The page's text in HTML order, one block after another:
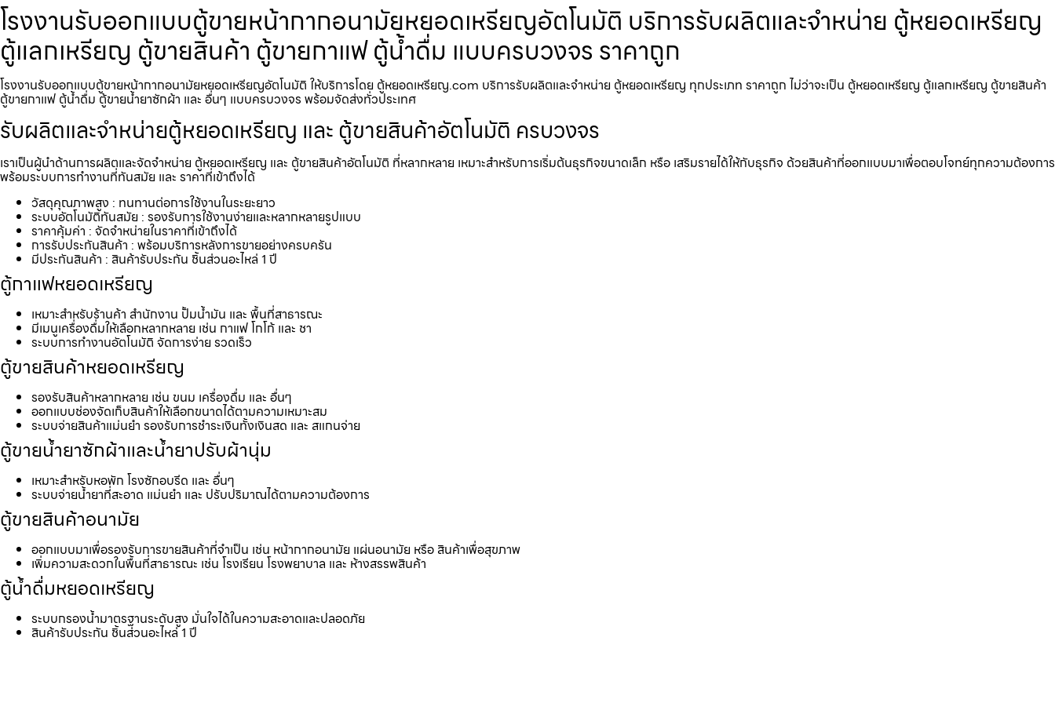
โรงงานรับออกแบบตู้ขายหน้ากากอนามัยหยอดเหรียญ​​​อัตโนมัติ บริการรับผลิตและจำหน่าย ตู้หยอดเหรียญ
ตู้แลกเหรียญ ตู้ขายสินค้า ตู้ขายกาแฟ ตู้น้ำดื่ม แบบครบวงจร ราคาถูก
โรงงานรับออกแบบตู้ขายหน้ากากอนามัยหยอดเหรียญ​​​อัตโนมัติ ให้บริการโดย ตู้หยอดเหรียญ.com บริการรับผลิตและจำหน่าย ตู้หยอดเหรียญ ทุกประเภท ราคาถูก ไม่ว่าจะเป็น ตู้หยอดเหรียญ ตู้แลกเหรียญ ตู้ขายสินค้า
ตู้ขายกาแฟ ตู้น้ำดื่ม ตู้ขายน้ำยาซักผ้า และ อื่นๆ แบบครบวงจร พร้อมจัดส่งทั่วประเทศ
รับผลิตและจำหน่ายตู้หยอดเหรียญ และ ตู้ขายสินค้าอัตโนมัติ ครบวงจร
เราเป็นผู้นำด้านการผลิตและจัดจำหน่าย ตู้หยอดเหรียญ และ ตู้ขายสินค้าอัตโนมัติ ที่หลากหลาย เหมาะสำหรับการเริ่มต้นธุรกิจขนาดเล็ก หรือ เสริมรายได้ให้กับธุรกิจ ด้วยสินค้าที่ออกแบบมาเพื่อตอบโจทย์ทุกความต้องการ
พร้อมระบบการทำงานที่ทันสมัย และ ราคาที่เข้าถึงได้
วัสดุคุณภาพสูง : ทนทานต่อการใช้งานในระยะยาว
ระบบอัตโนมัติทันสมัย : รองรับการใช้งานง่ายและหลากหลายรูปแบบ
ราคาคุ้มค่า : จัดจำหน่ายในราคาที่เข้าถึงได้
การรับประกันสินค้า : พร้อมบริการหลังการขายอย่างครบครัน
มีประกันสินค้า : สินค้ารับประกัน ชิ้นส่วนอะไหล่ 1 ปี
ตู้กาแฟหยอดเหรียญ
เหมาะสำหรับร้านค้า สำนักงาน ปั้มน้ำมัน และ พื้นที่สาธารณะ
มีเมนูเครื่องดื่มให้เลือกหลากหลาย เช่น กาแฟ โกโก้ และ ชา
ระบบการทำงานอัตโนมัติ จัดการง่าย รวดเร็ว
ตู้ขายสินค้าหยอดเหรียญ
รองรับสินค้าหลากหลาย เช่น ขนม เครื่องดื่ม และ อื่นๆ
ออกแบบช่องจัดเก็บสินค้าให้เลือกขนาดได้ตามความเหมาะสม
ระบบจ่ายสินค้าแม่นยำ รองรับการชำระเงินทั้งเงินสด และ สแกนจ่าย
ตู้ขายน้ำยาซักผ้าและน้ำยาปรับผ้านุ่ม
เหมาะสำหรับหอพัก โรงซักอบรีด และ อื่นๆ
ระบบจ่ายน้ำยาที่สะอาด แม่นยำ และ ปรับปริมาณได้ตามความต้องการ
ตู้ขายสินค้าอนามัย
ออกแบบมาเพื่อรองรับการขายสินค้าที่จำเป็น เช่น หน้ากากอนามัย แผ่นอนามัย หรือ สินค้าเพื่อสุขภาพ
เพิ่มความสะดวกในพื้นที่สาธารณะ เช่น โรงเรียน โรงพยาบาล และ ห้างสรรพสินค้า
ตู้น้ำดื่มหยอดเหรียญ
ระบบกรองน้ำมาตรฐานระดับสูง มั่นใจได้ในความสะอาดและปลอดภัย
สินค้ารับประกัน ชิ้นส่วนอะไหล่ 1 ปี